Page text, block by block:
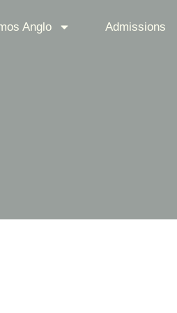
Anglo Admissions